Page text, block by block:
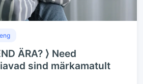
ÄRA? ⟩ Need
sind märkamatult